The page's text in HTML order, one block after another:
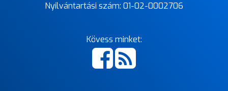
Nyilvántartási szám: 01-02-0002706
Kövess minket: